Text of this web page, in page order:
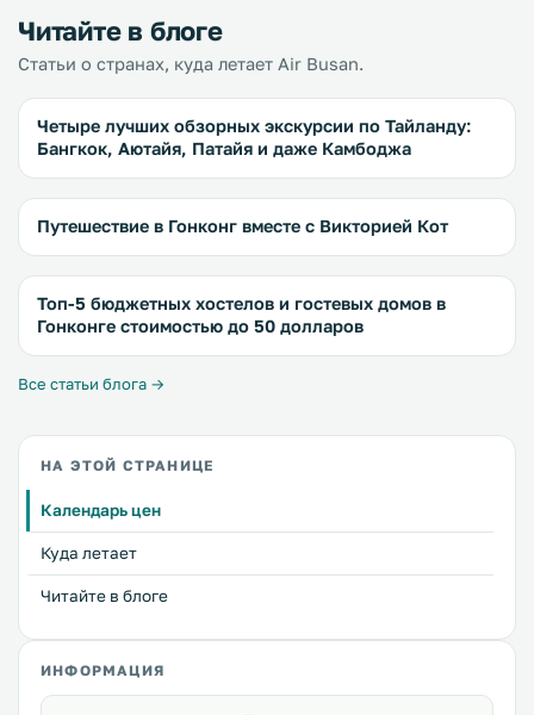
Читайте в блоге
Статьи о странах, куда летает Air Busan.
Четыре лучших обзорных экскурсии по Тайланду:
Бангкок, Аютайя, Патайя и даже Камбоджа
Путешествие в Гонконг вместе с Викторией Кот
Топ-5 бюджетных хостелов и гостевых домов в
Гонконге стоимостью до 50 долларов
Все статьи блога →
НА ЭТОЙ СТРАНИЦЕ
Календарь цен
Куда летает
Читайте в блоге
ИНФОРМАЦИЯ